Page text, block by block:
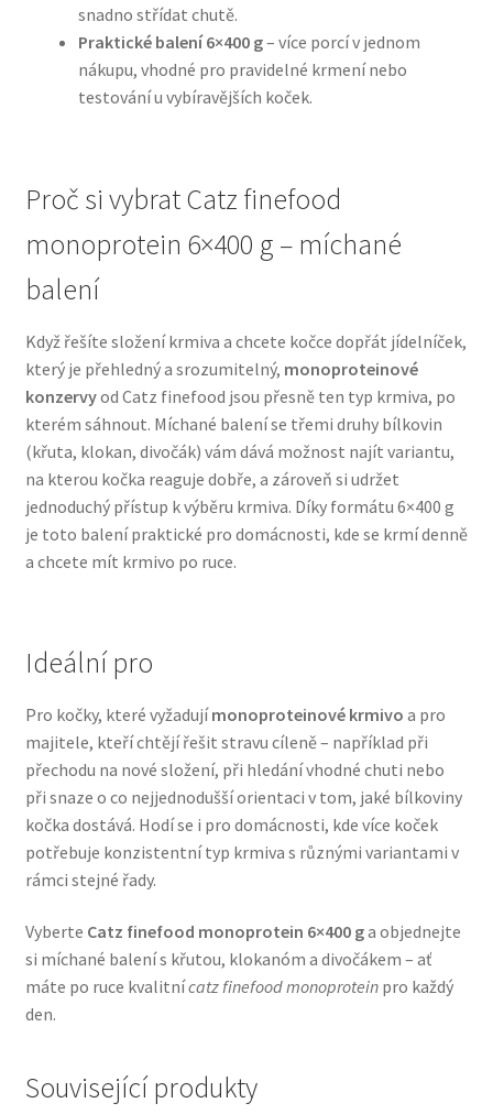
Oblečky pro psy
Pamlsky pro psy
Ortopedické pelíšky
Přepravky pro psy
Royal Canin pro psy
Veterinární dieta pro psy
Vodítka a obojky
Wolf of Wilderness
snadno střídat chutě.
Praktické balení 6×400 g– více porcí v jednom
nákupu, vhodné pro pravidelné krmení nebo
testování u vybíravějších koček.
Proč si vybrat Catz finefood
monoprotein 6×400 g – míchané
balení
Když řešíte složení krmiva a chcete kočce dopřát jídelníček,
který je přehledný a srozumitelný, monoproteinové
konzervyod Catz finefood jsou přesně ten typ krmiva, po
kterém sáhnout. Míchané balení se třemi druhy bílkovin
(křuta, klokan, divočák) vám dává možnost najít variantu,
na kterou kočka reaguje dobře, a zároveň si udržet
jednoduchý přístup k výběru krmiva. Díky formátu 6×400 g
je toto balení praktické pro domácnosti, kde se krmí denně
a chcete mít krmivo po ruce.
Ideální pro
Pro kočky, které vyžadujímonoproteinové krmivo a pro
majitele, kteří chtějí řešit stravu cíleně – například při
přechodu na nové složení, při hledání vhodné chuti nebo
při snaze o co nejjednodušší orientaci v tom, jaké bílkoviny
kočka dostává. Hodí se i pro domácnosti, kde více koček
potřebuje konzistentní typ krmiva s různými variantami v
rámci stejné řady.
Vyberte Catz finefood monoprotein 6×400 ga objednejte
si míchané balení s křutou, klokanóm a divočákem – ať
máte po ruce kvalitnícatz finefood monoproteinpro každý
den.
Související produkty